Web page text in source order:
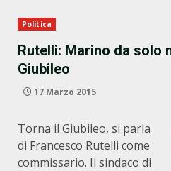
Politica
Rutelli: Marino da solo
Giubileo
17 Marzo 2015
Torna il Giubileo, si parla
di Francesco Rutelli come
commissario. Il sindaco di